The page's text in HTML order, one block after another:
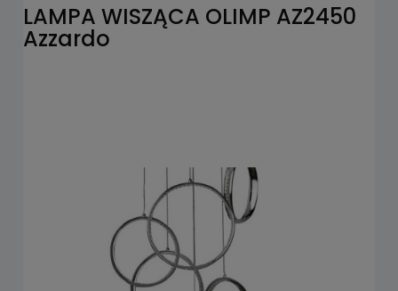
LAMPA WISZĄCA OLIMP AZ2450
Azzardo